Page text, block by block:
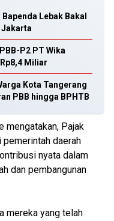
Lebak Bakal
Jakarta
P2 PT Wika
Miliar
Kota Tangerang
PBB hingga BPHTB
mengatakan, Pajak
daerah
nyata dalam
dan pembangunan
mereka yang telah